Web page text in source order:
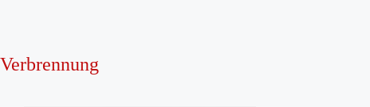
Verbrennung